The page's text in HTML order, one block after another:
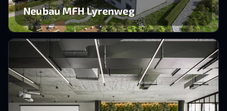
Neubau MFH Lyrenweg